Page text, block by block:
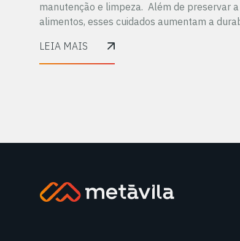
manutenção e limpeza. Além de preservar
alimentos, esses cuidados aumentam a
LEIA MAIS